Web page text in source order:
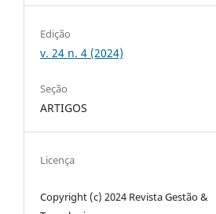
Edição
v. 24 n. 4 (2024)
Seção
ARTIGOS
Licença
Copyright (c) 2024 Revista Gestão &